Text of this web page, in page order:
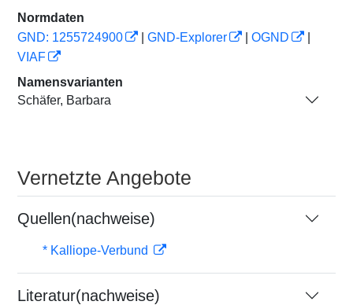
Normdaten
GND: 1255724900
GND-Explorer OGND
VIAF
Namensvarianten
Schäfer, Barbara
Vernetzte Angebote
Quellen(nachweise)
* Kalliope-Verbund
Literatur(nachweise)